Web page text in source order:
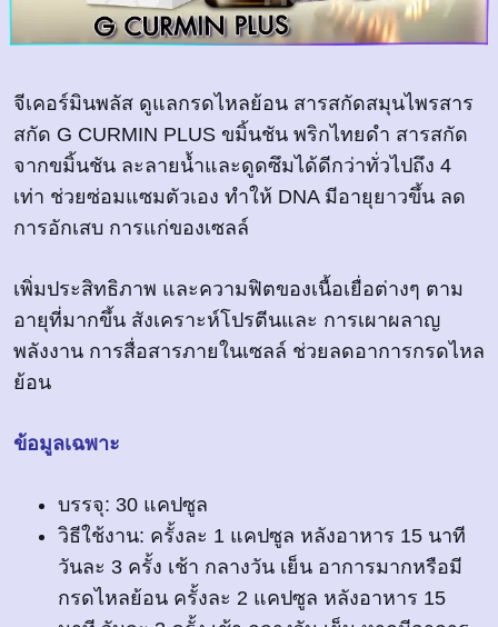
จีเคอร์มินพลัส ดูแลกรดไหลย้อน สารสกัดสมุนไพรสาร
สกัด G CURMIN PLUS ขมิ้นชัน พริกไทยดำ สารสกัด
จากขมิ้นชัน ละลายน้ำและดูดซึมได้ดีกว่าทั่วไปถึง 4
เท่า ช่วยซ่อมแซมตัวเอง ทำให้ DNA มีอายุยาวขึ้น ลด
การอักเสบ การแก่ของเซลล์
เพิ่มประสิทธิภาพ และความฟิตของเนื้อเยื่อต่างๆ ตาม
อายุที่มากขึ้น สังเคราะห์โปรตีนและ การเผาผลาญ
พลังงาน การสื่อสารภายในเซลล์ ช่วยลดอาการกรดไหล
ย้อน
ข้อมูลเฉพาะ
บรรจุ: 30 แคปซูล
วิธีใช้งาน: ครั้งละ 1 แคปซูล หลังอาหาร 15 นาที
วันละ 3 ครั้ง เช้า กลางวัน เย็น อาการมากหรือมี
กรดไหลย้อน ครั้งละ 2 แคปซูล หลังอาหาร 15